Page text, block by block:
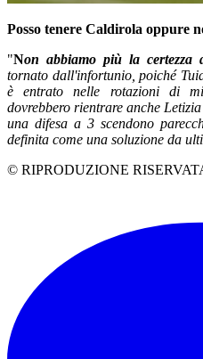
Posso tenere Caldirola oppure
"Non abbiamo più la certezza
tornato dall'infortunio, poiché
è entrato nelle rotazioni di
dovrebbero rientrare anche
una difesa a 3 scendono
definita come una soluzione da
© RIPRODUZIONE